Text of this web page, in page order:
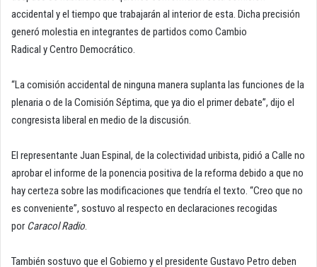
accidental y el tiempo que trabajarán al interior de esta. Dicha precisión
generó molestia en integrantes de partidos como Cambio
Radical y Centro Democrático.
“La comisión accidental de ninguna manera suplanta las funciones de la
plenaria o de la Comisión Séptima, que ya dio el primer debate”, dijo el
congresista liberal en medio de la discusión.
El representante Juan Espinal, de la colectividad uribista, pidió a Calle no
aprobar el informe de la ponencia positiva de la reforma debido a que no
hay certeza sobre las modificaciones que tendría el texto. “Creo que no
es conveniente”, sostuvo al respecto en declaraciones recogidas
por Caracol Radio.
También sostuvo que el Gobierno y el presidente Gustavo Petro deben